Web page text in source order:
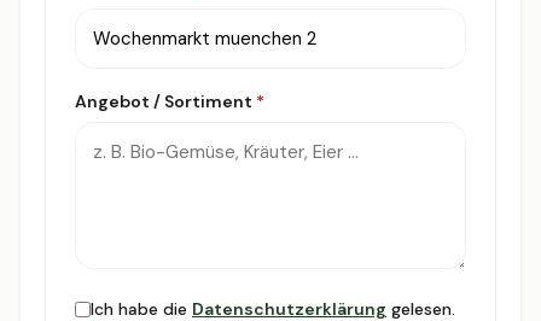
Angebot / Sortiment *
Ich habe die Datenschutzerklärung gelesen.